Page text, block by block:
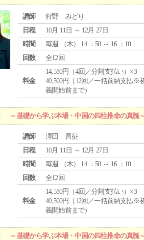
講師
狩野 みどり
日程
10月 11日 ～ 12月 27日
時間
毎週 （木） 14 ：50 ～ 16 ：10
回数
全12回
料金
14,580円（4回／分割支払い）×3
40,500円（12回／一括前納支払※
義開始前まで）
～基礎から学ぶ本場・中国の四柱推命の真髄
講師
澤田 昌征
日程
10月 11日 ～ 12月 27日
時間
毎週 （木） 14 ：50 ～ 16 ：10
回数
全12回
料金
14,580円（4回／分割支払い）×3
40,500円（12回／一括前納支払※
義開始前まで）
～基礎から学ぶ本場・中国の四柱推命の真髄